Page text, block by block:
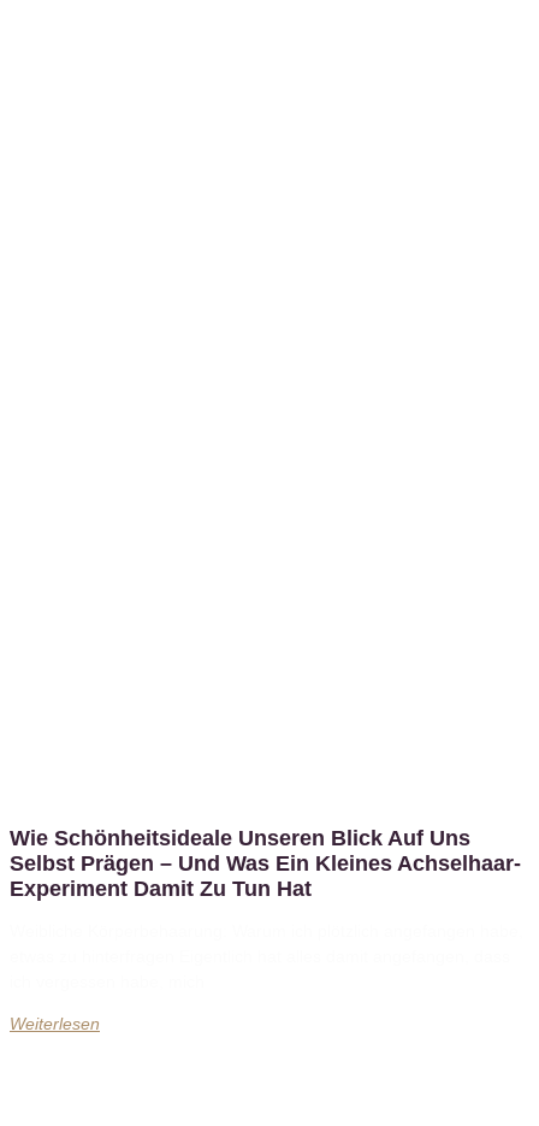
Wie Schönheitsideale Unseren Blick Auf Uns
Selbst Prägen – Und Was Ein Kleines Achselhaar-
Experiment Damit Zu Tun Hat
Weiterlesen